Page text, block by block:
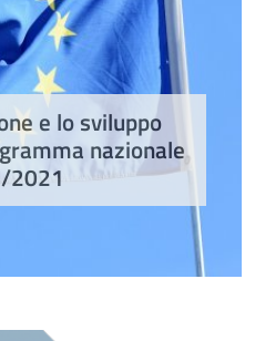
e lo sviluppo
nazionale
2021